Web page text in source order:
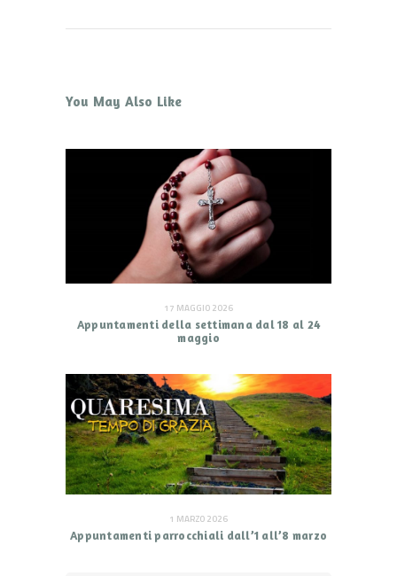
You May Also Like
17 MAGGIO 2026
Appuntamenti della settimana dal 18 al 24
maggio
1 MARZO 2026
Appuntamenti parrocchiali dall’1 all’8 marzo